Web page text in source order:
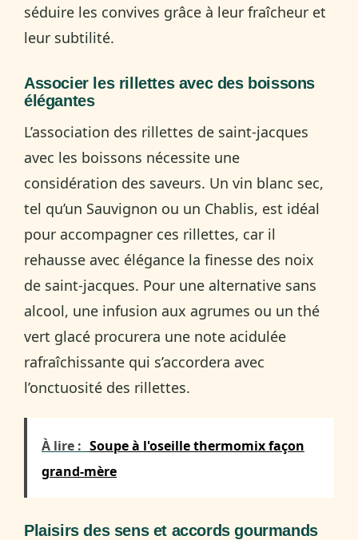
séduire les convives grâce à leur fraîcheur et
leur subtilité.
Associer les rillettes avec des boissons
élégantes
L’association des rillettes de saint-jacques
avec les boissons nécessite une
considération des saveurs. Un vin blanc sec,
tel qu’un Sauvignon ou un Chablis, est idéal
pour accompagner ces rillettes, car il
rehausse avec élégance la finesse des noix
de saint-jacques. Pour une alternative sans
alcool, une infusion aux agrumes ou un thé
vert glacé procurera une note acidulée
rafraîchissante qui s’accordera avec
l’onctuosité des rillettes.
À lire : Soupe à l'oseille thermomix façon
grand-mère
Plaisirs des sens et accords gourmands